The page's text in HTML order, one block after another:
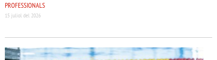
PROFESSIONALS
15 juliol del 2026